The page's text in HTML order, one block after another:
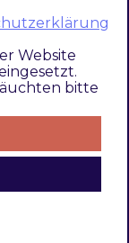
592)
changes
Website
bitte